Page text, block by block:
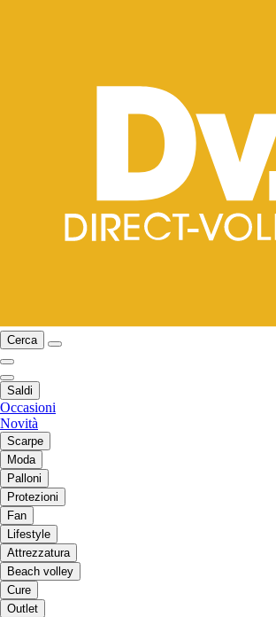
Cerca
Saldi
Occasioni
Novità
Scarpe
Moda
Palloni
Protezioni
Fan
Lifestyle
Attrezzatura
Beach volley
Cure
Outlet